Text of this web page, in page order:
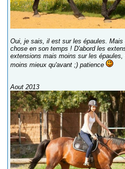
Oui, je sais, il est sur les épaules.
chose en son temps ! D'abord les
extensions mais moins sur les
moins mieux qu'avant ;) patience
Aout 2013